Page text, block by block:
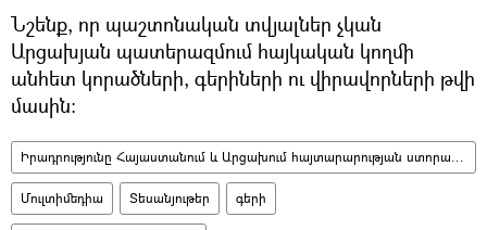
Նշենք, որ պաշտոնական տվյալներ չկան
Արցախյան պատերազմում հայկական կողմի
անհետ կորածների, գերիների ու վիրավորների թվի
մասին։
Իրադրությունը Հայաստանում և Արցախում հայտարարության ստորագրումից հետո
Մուլտիմեդիա Տեսանյութեր գերի